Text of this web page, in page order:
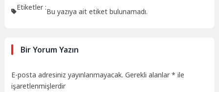
Etiketler :Bu yazıya ait etiket bulunamadı.
Bir Yorum Yazın
E-posta adresiniz yayınlanmayacak. Gerekli alanlar* ile
işaretlenmişlerdir